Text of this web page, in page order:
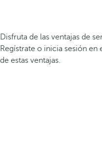
Disfruta de las ventajas de
Regístrate o inicia sesión
de estas ventajas.